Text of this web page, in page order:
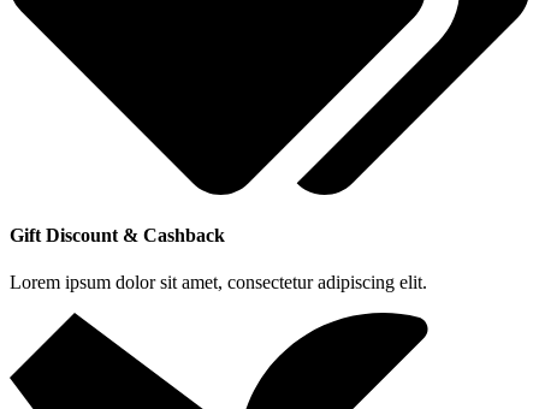
Gift Discount & Cashback
Lorem ipsum dolor sit amet, consectetur adipiscing elit.